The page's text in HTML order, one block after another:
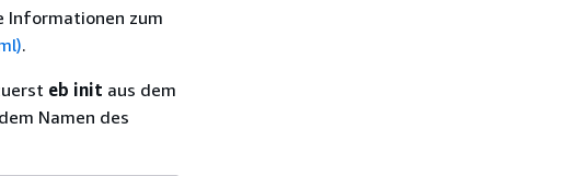
Informationen zum
.
eb init aus dem
Namen des